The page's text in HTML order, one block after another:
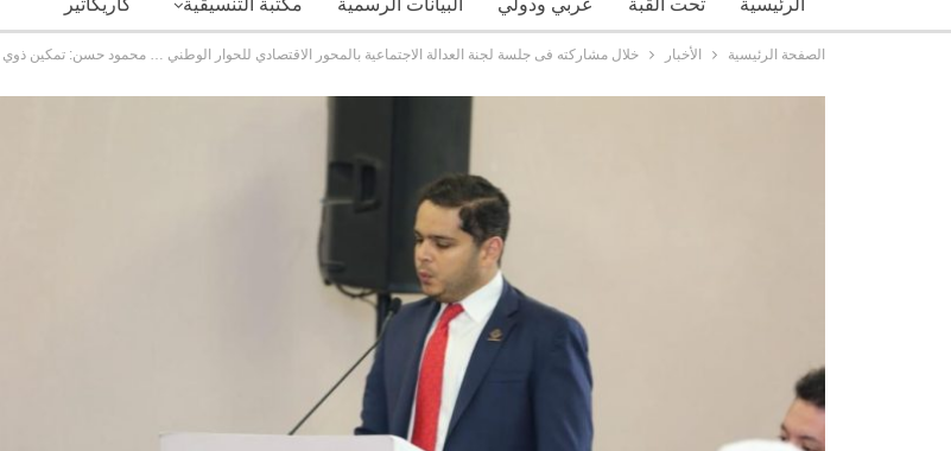
كاريكاتير مكتبة التنسيقية البيانات الرسمية عربي ودولي تحت القبة الرئيسية
الصفحة الرئيسية الأخبار خلال مشاركته فى جلسة لجنة العدالة الاجتماعية بالمحور الاقتصادي للحوار الوطني … محمود حسن: تمكين